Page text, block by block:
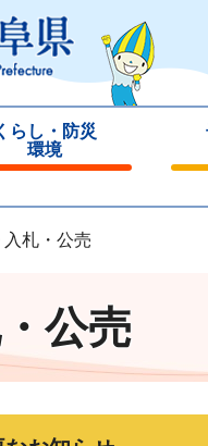
らし・防災
環境
じ
入札・公売
公売